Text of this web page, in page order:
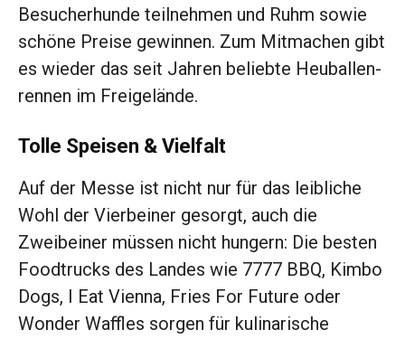
Besucherhunde teilnehmen und Ruhm sowie
schöne Preise gewinnen. Zum Mitmachen gibt
es wieder das seit Jahren beliebte Heuballen­
rennen im Freigelände.
Tolle Speisen & Vielfalt
Auf der Messe ist nicht nur für das leibliche
Wohl der Vier­beiner gesorgt, auch die
Zweibeiner müssen nicht hungern: Die besten
Foodtrucks des Landes wie 7777 BBQ, Kimbo
Dogs, I Eat Vienna, Fries For Future oder
Wonder Waffles sorgen für kulinarische